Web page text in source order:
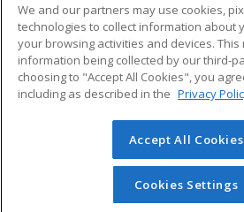
ADDITIONAL
Military
Financial Assistance
Help
Student
© 2026 ed2go, a division of
reserved. The material on this site
redistributed unless you have
permission from Cengage
We and our partners may use cookies,
technologies to collect information about
your browsing activities and devices.
information being collected by our third-
choosing to "Accept All Cookies", you
including as described in the Privacy
Accept All Cookies
Cookies Settings